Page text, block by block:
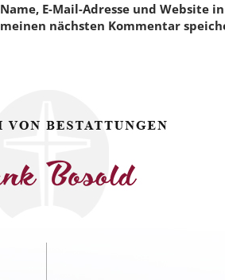
Name, E-Mail-Adresse und Website
meinen nächsten Kommentar